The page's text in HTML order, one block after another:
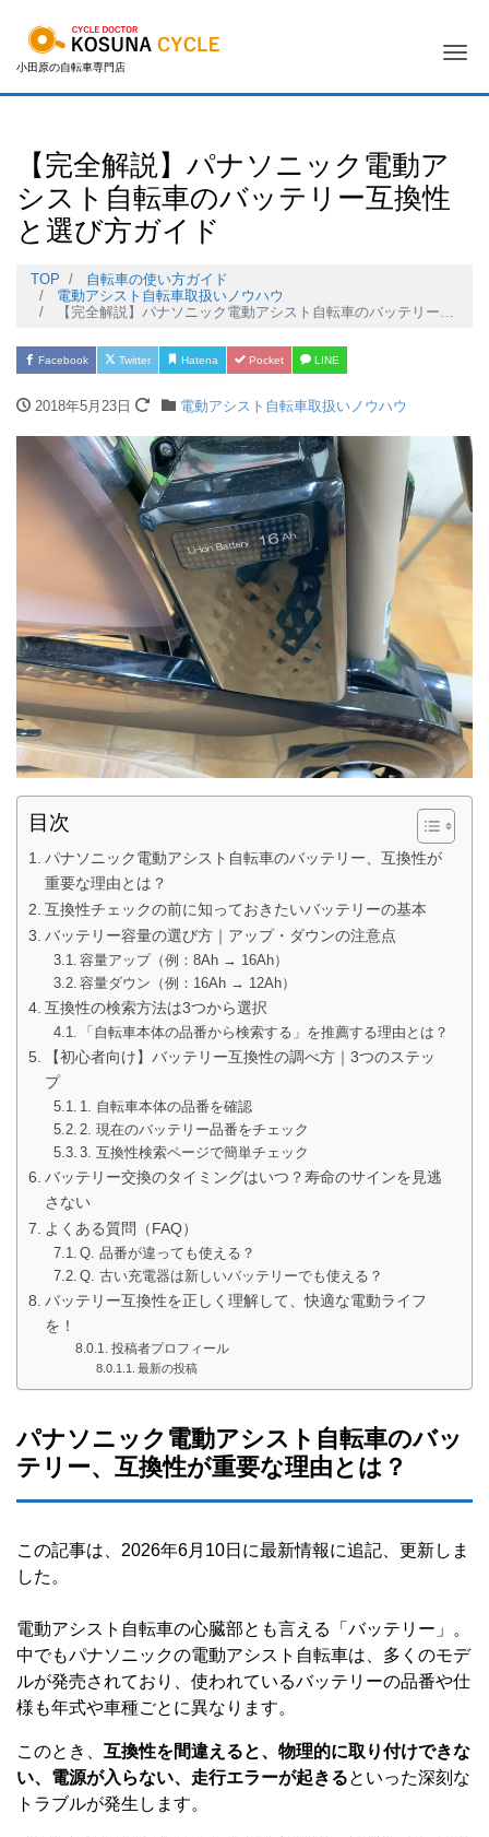
小田原の自転車専門店
【完全解説】パナソニック電動ア
シスト自転車のバッテリー互換性
と選び方ガイド
TOP
自転車の使い方ガイド
電動アシスト自転車取扱いノウハウ
【完全解説】パナソニック電動アシスト自転車のバッテリー互換性と選び方ガイド
Facebook Twitter Hatena Pocket LINE
2018年5月23日 電動アシスト自転車取扱いノウハウ
目次
パナソニック電動アシスト自転車のバッテリー、互換性が
重要な理由とは？
互換性チェックの前に知っておきたいバッテリーの基本
バッテリー容量の選び方｜アップ・ダウンの注意点
容量アップ（例：8Ah → 16Ah）
容量ダウン（例：16Ah → 12Ah）
互換性の検索方法は3つから選択
「自転車本体の品番から検索する」を推薦する理由とは？
【初心者向け】バッテリー互換性の調べ方｜3つのステッ
プ
1. 自転車本体の品番を確認
2. 現在のバッテリー品番をチェック
3. 互換性検索ページで簡単チェック
バッテリー交換のタイミングはいつ？寿命のサインを見逃
さない
よくある質問（FAQ）
Q. 品番が違っても使える？
Q. 古い充電器は新しいバッテリーでも使える？
バッテリー互換性を正しく理解して、快適な電動ライフ
を！
投稿者プロフィール
最新の投稿
パナソニック電動アシスト自転車のバッ
テリー、互換性が重要な理由とは？
この記事は、2026年6月10日に最新情報に追記、更新しま
した。
電動アシスト自転車の心臓部とも言える「バッテリー」。
中でもパナソニックの電動アシスト自転車は、多くのモデ
ルが発売されており、使われているバッテリーの品番や仕
様も年式や車種ごとに異なります。
このとき、 互換性を間違えると、物理的に取り付けできな
い、電源が入らない、走行エラーが起きるといった深刻な
トラブルが発生します。